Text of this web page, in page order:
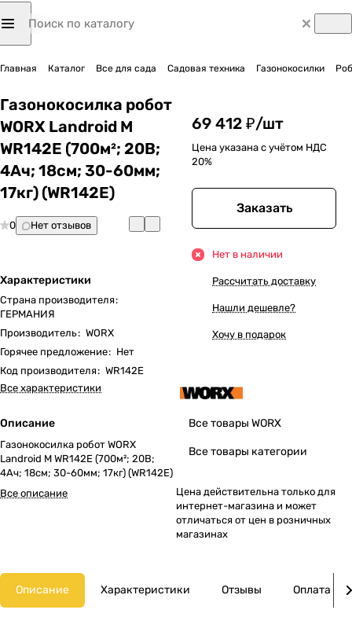
Главная Каталог Все для сада Садовая техника Газонокосилки
Газонокосилка робот
WORX Landroid M
WR142E (700м²; 20В;
4Ач; 18cм; 30-60мм;
17кг) (WR142E)
0 Нет отзывов
Характеристики
Страна производителя:
ГЕРМАНИЯ
Производитель: WORX
Горячее предложение: Нет
Код производителя: WR142E
Все характеристики
Описание
Газонокосилка робот WORX
Landroid M WR142E (700м²; 20В;
4Ач; 18cм; 30-60мм; 17кг) (WR142E)
Все описание
69 412 ₽/шт
Цена указана с учётом НДС
20%
Заказать
Нет в наличии
Рассчитать доставку
Нашли дешевле?
Хочу в подарок
Все товары WORX
Все товары категории
Цена действительна только для
интернет-магазина и может
отличаться от цен в розничных
магазинах
Описание Характеристики Отзывы Оплата